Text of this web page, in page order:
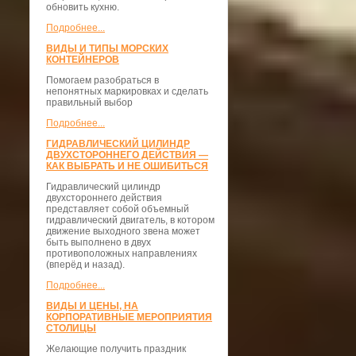
обновить кухню.
Подробнее...
ВИДЫ И ТИПЫ МОРСКИХ
КОНТЕЙНЕРОВ
Помогаем разобраться в
непонятных маркировках и сделать
правильный выбор
Подробнее...
ГИДРАВЛИЧЕСКИЙ ЦИЛИНДР
ДВУХСТОРОННЕГО ДЕЙСТВИЯ —
КАК ВЫБРАТЬ И НЕ ОШИБИТЬСЯ
Гидравлический цилиндр
двухстороннего действия
представляет собой объемный
гидравлический двигатель, в котором
движение выходного звена может
быть выполнено в двух
противоположных направлениях
(вперёд и назад).
Подробнее...
ВИДЫ И ЦЕНЫ, НА
КОРПОРАТИВНЫЕ МЕРОПРИЯТИЯ
СТОЛИЦЫ
Желающие получить праздник